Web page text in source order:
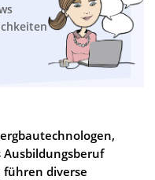
Ausbildungsberuf
diverse